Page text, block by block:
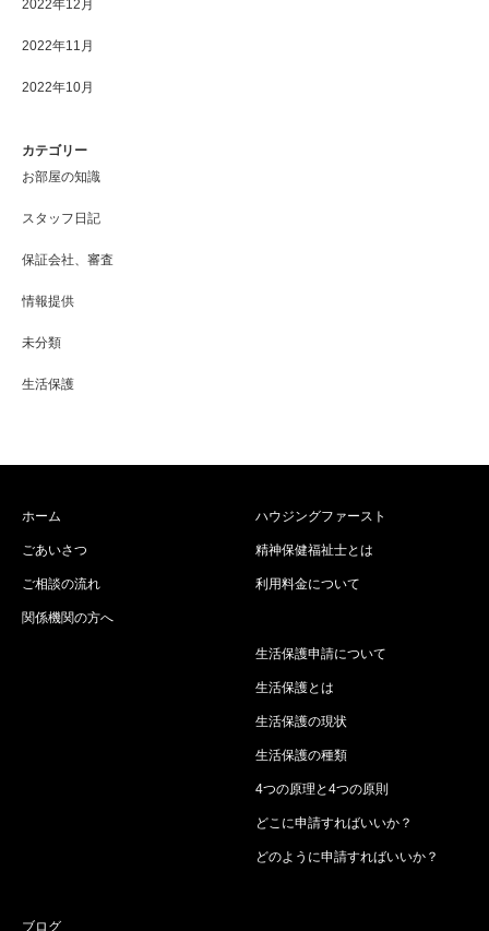
2022年12月
2022年11月
2022年10月
カテゴリー
お部屋の知識
スタッフ日記
保証会社、審査
情報提供
未分類
生活保護
ホーム
ごあいさつ
ご相談の流れ
関係機関の方へ
ハウジングファースト
精神保健福祉士とは
利用料金について
生活保護申請について
生活保護とは
生活保護の現状
生活保護の種類
4つの原理と4つの原則
どこに申請すればいいか？
どのように申請すればいいか？
ブログ